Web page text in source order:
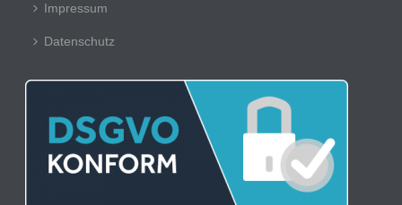
Impressum
Datenschutz